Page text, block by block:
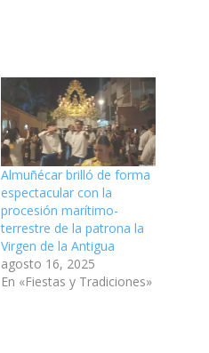
Almuñécar brilló de forma
espectacular con la
procesión marítimo-
terrestre de la patrona la
Virgen de la Antigua
agosto 16, 2025
En «Fiestas y Tradiciones»